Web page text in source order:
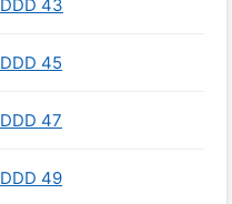
DDD 43
DDD 45
DDD 47
DDD 49